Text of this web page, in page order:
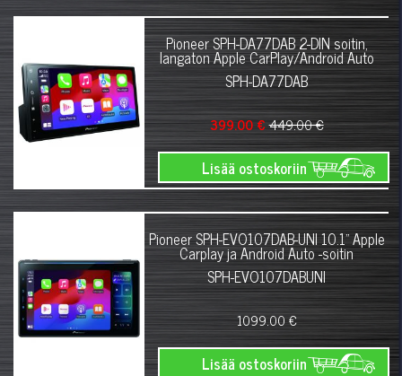
Pioneer SPH-DA77DAB 2-DIN soitin,
langaton Apple CarPlay/Android Auto
SPH-DA77DAB
399.00 €449.00 €
Lisää ostoskoriin
Pioneer SPH-EVO107DAB-UNI 10.1" Apple
Carplay ja Android Auto -soitin
SPH-EVO107DABUNI
1099.00 €
Lisää ostoskoriin